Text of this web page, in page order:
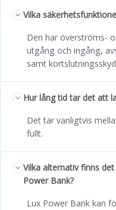
Vilka
Den har överströms-
utgång och ingång,
samt
Hur lång tid tar det att
Det tar vanligtvis
fullt.
Vilka alternativ finns
Power Bank?
Lux Power Bank kan